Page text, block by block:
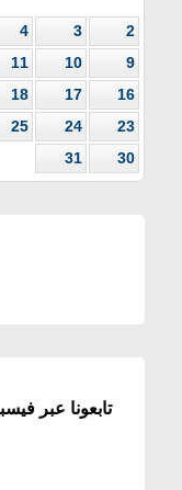
2
3
4
9
10
11
16
17
18
23
24
25
30
31
تابعونا عبر